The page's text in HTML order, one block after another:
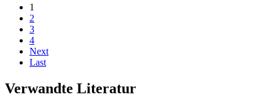
1
2
3
4
Next
Last
Verwandte Literatur